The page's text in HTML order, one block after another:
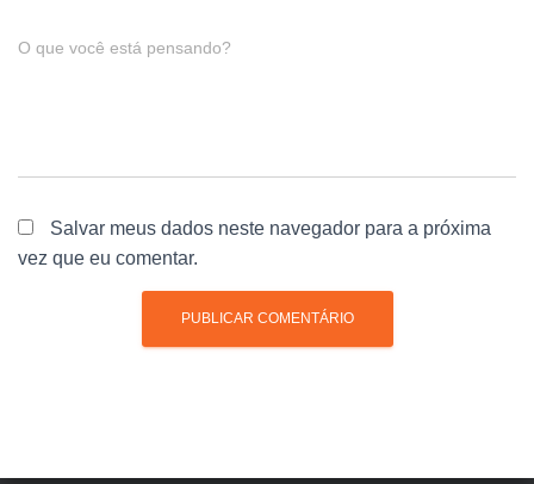
O que você está pensando?
Salvar meus dados neste navegador para a próxima
vez que eu comentar.